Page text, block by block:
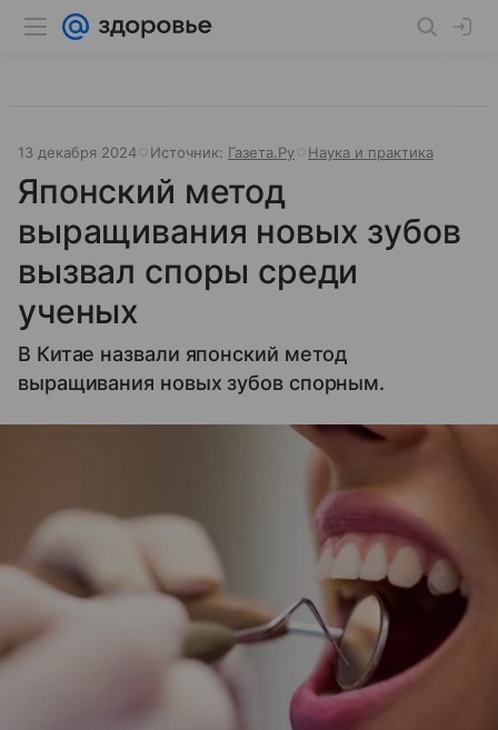
13 декабря 2024 Источник: Газета.Ру Наука и практика
Японский метод
выращивания новых зубов
вызвал споры среди
ученых
В Китае назвали японский метод
выращивания новых зубов спорным.